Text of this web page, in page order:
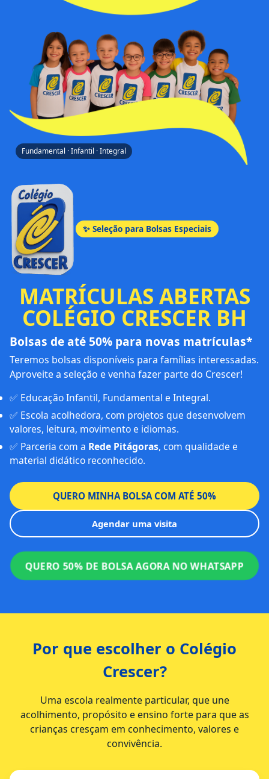
✨ Seleção para Bolsas Especiais
MATRÍCULAS ABERTAS
COLÉGIO CRESCER BH
Bolsas de até 50% para novas matrículas*
Teremos bolsas disponíveis para famílias interessadas.
Aproveite a seleção e venha fazer parte do Crescer!
✅ Educação Infantil, Fundamental e Integral.
✅ Escola acolhedora, com projetos que desenvolvem
valores, leitura, movimento e idiomas.
✅ Parceria com a Rede Pitágoras, com qualidade e
material didático reconhecido.
QUERO MINHA BOLSA COM ATÉ 50%
Agendar uma visita
QUERO 50% DE BOLSA AGORA NO WHATSAPP
Fundamental · Infantil · Integral
Por que escolher o Colégio
Crescer?
Uma escola realmente particular, que une
acolhimento, propósito e ensino forte para que as
crianças cresçam em conhecimento, valores e
convivência.